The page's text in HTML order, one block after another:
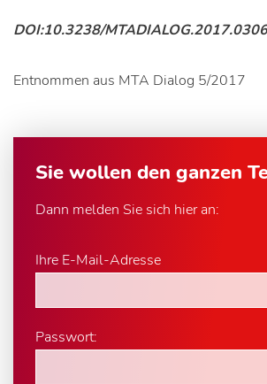
DOI:10.3238/MTADIALOG.2017.0306
Entnommen aus MTA Dialog 5/2017
Sie wollen den ganzen
Dann melden Sie sich hier an:
Ihre E-Mail-Adresse
Passwort: